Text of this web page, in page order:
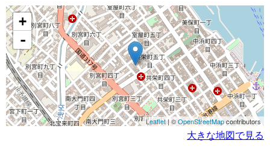
+
-
Leaflet| ©OpenStreetMapcontributors
大きな地図で見る